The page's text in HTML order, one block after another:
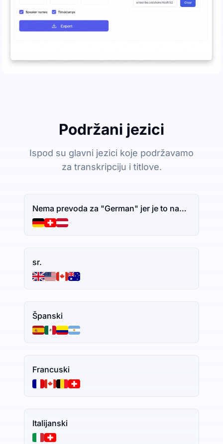
Podržani jezici
Ispod su glavni jezici koje podržavamo
za transkripciju i titlove.
Nema prevoda za "German" jer je to naziv jezika. Ako imate dodatni tekst za prevođenje, slobodno ga podelite.
sr.
Španski
Francuski
Italijanski